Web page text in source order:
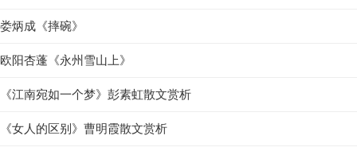
娄炳成《摔碗》
欧阳杏蓬《永州雪山上》
《江南宛如一个梦》彭素虹散文赏析
《女人的区别》曹明霞散文赏析